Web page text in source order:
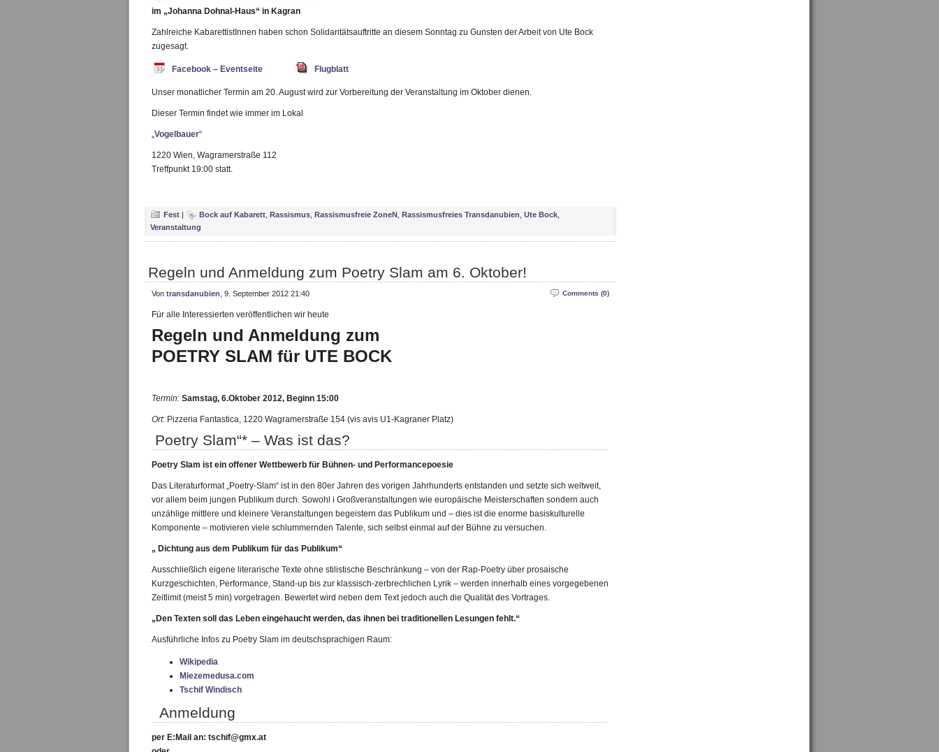
im „Johanna Dohnal-Haus“ in Kagran
Zahlreiche KabarettistInnen haben schon Solidaritätsauftritte an diesem Sonntag zu Gunsten der Arbeit von Ute Bock
zugesagt.
Facebook – Eventseite Flugblatt
Unser monatlicher Termin am 20. August wird zur Vorbereitung der Veranstaltung im Oktober dienen.
Dieser Termin findet wie immer im Lokal
„Vogelbauer“
1220 Wien, Wagramerstraße 112
Treffpunkt 19:00 statt.
Fest | Bock auf Kabarett Rassismus Rassismusfreie ZoneN Rassismusfreies Transdanubien Ute Bock
Veranstaltung
Regeln und Anmeldung zum Poetry Slam am 6. Oktober!
Comments (0)
Von transdanubien , 9. September 2012 21:40
Für alle Interessierten veröffentlichen wir heute
Regeln und Anmeldung zum
POETRY SLAM für UTE BOCK
Termin: Samstag, 6.Oktober 2012, Beginn 15:00
Ort: Pizzeria Fantastica, 1220 Wagramerstraße 154 (vis avis U1-Kagraner Platz)
Poetry Slam“* – Was ist das?
Poetry Slam ist ein offener Wettbewerb für Bühnen- und Performancepoesie
Das Literaturformat „Poetry-Slam“ ist in den 80er Jahren des vorigen Jahrhunderts entstanden und setzte sich weltweit,
vor allem beim jungen Publikum durch. Sowohl i Großveranstaltungen wie europäische Meisterschaften sondern auch
unzählige mittlere und kleinere Veranstaltungen begeistern das Publikum und – dies ist die enorme basiskulturelle
Komponente – motivieren viele schlummernden Talente, sich selbst einmal auf der Bühne zu versuchen.
„ Dichtung aus dem Publikum für das Publikum“
Ausschließlich eigene literarische Texte ohne stilistische Beschränkung – von der Rap-Poetry über prosaische
Kurzgeschichten, Performance, Stand-up bis zur klassisch-zerbrechlichen Lyrik – werden innerhalb eines vorgegebenen
Zeitlimit (meist 5 min) vorgetragen. Bewertet wird neben dem Text jedoch auch die Qualität des Vortrages.
„Den Texten soll das Leben eingehaucht werden, das ihnen bei traditionellen Lesungen fehlt.“
Ausführliche Infos zu Poetry Slam im deutschsprachigen Raum:
Wikipedia
Miezemedusa.com
Tschif Windisch
Anmeldung
per E:Mail an: tschif@gmx.at